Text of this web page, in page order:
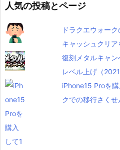
人気の投稿とページ
ドラクエウォー
キャッシュクリア
復刻メタルキャ
レベル上げ（
iPhone15 Proを
クでの移行さくせ